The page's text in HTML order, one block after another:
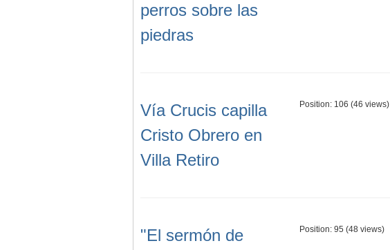
perros sobre las
piedras
Vía Crucis capilla
Cristo Obrero en
Villa Retiro
Position: 106 (46 views)
"El sermón de
Position: 95 (48 views)